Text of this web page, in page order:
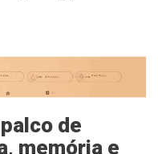
de
memória e